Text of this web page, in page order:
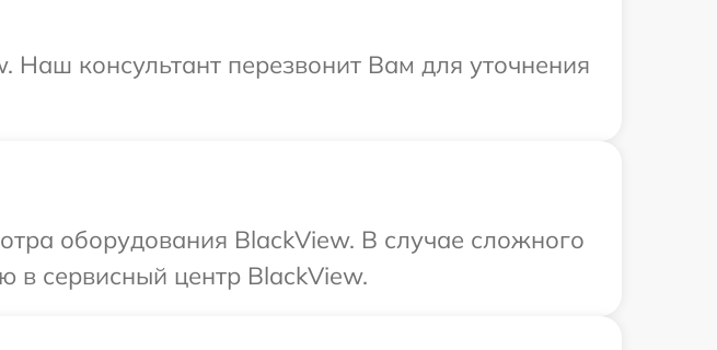
Наш консультант перезвонит Вам для уточнения
оборудования BlackView. В случае сложного
в сервисный центр BlackView.